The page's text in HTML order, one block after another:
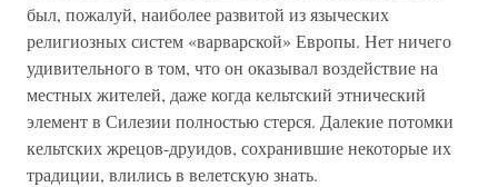
был, пожалуй, наиболее развитой из языческих
религиозных систем «варварской» Европы. Нет ничего
удивительного в том, что он оказывал воздействие на
местных жителей, даже когда кельтский этнический
элемент в Силезии полностью стерся. Далекие потомки
кельтских жрецов-друидов, сохранившие некоторые их
традиции, влились в велетскую знать.